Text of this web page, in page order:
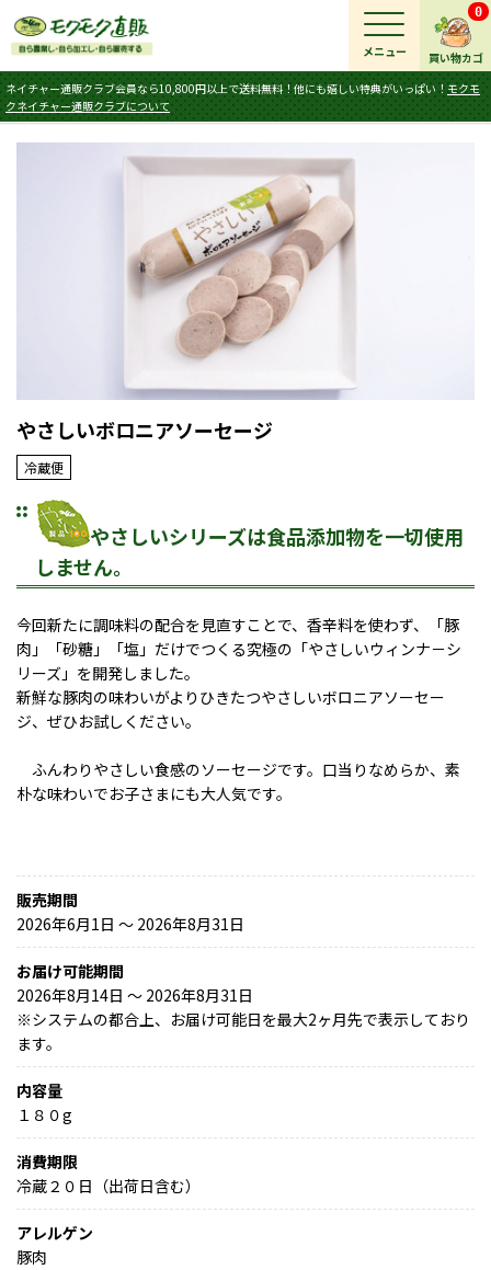
買い物カゴ
0
ネイチャー通販クラブ会員なら10,800円以上で送料無料！他にも嬉しい特典がいっぱい！ モクモ
クネイチャー通販クラブについて
メニュー
やさしいボロニアソーセージ
冷蔵便
やさしいシリーズは食品添加物を一切使用
しません。
今回新たに調味料の配合を見直すことで、香辛料を使わず、「豚
肉」「砂糖」「塩」だけでつくる究極の「やさしいウィンナ－シ
リーズ」を開発しました。
新鮮な豚肉の味わいがよりひきたつやさしいボロニアソーセー
ジ、ぜひお試しください。
ふんわりやさしい食感のソーセージです。口当りなめらか、素
朴な味わいでお子さまにも大人気です。
販売期間
2026年6月1日 〜 2026年8月31日
お届け可能期間
2026年8月14日 ～ 2026年8月31日
※システムの都合上、お届け可能日を最大2ヶ月先で表示しており
ます。
内容量
１８０g
消費期限
冷蔵２０日（出荷日含む）
アレルゲン
豚肉